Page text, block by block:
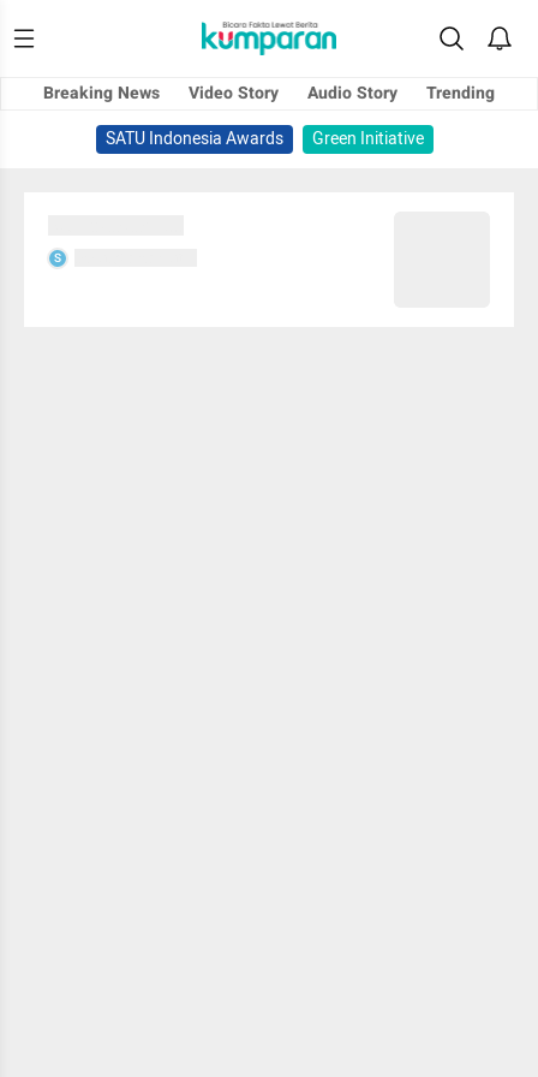
Breaking News Video Story Audio Story
Trending
SATU Indonesia Awards
Green Initiative
S